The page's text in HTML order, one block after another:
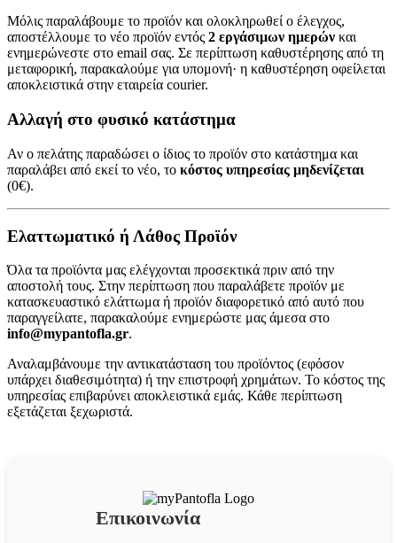
Μόλις παραλάβουμε το προϊόν και ολοκληρωθεί ο έλεγχος,
αποστέλλουμε το νέο προϊόν εντός 2 εργάσιμων ημερών και
ενημερώνεστε στο email σας. Σε περίπτωση καθυστέρησης από τη
μεταφορική, παρακαλούμε για υπομονή· η καθυστέρηση οφείλεται
αποκλειστικά στην εταιρεία courier.
Αλλαγή στο φυσικό κατάστημα
Αν ο πελάτης παραδώσει ο ίδιος το προϊόν στο κατάστημα και
παραλάβει από εκεί το νέο, το κόστος υπηρεσίας μηδενίζεται
(0€).
Ελαττωματικό ή Λάθος Προϊόν
Όλα τα προϊόντα μας ελέγχονται προσεκτικά πριν από την
αποστολή τους. Στην περίπτωση που παραλάβετε προϊόν με
κατασκευαστικό ελάττωμα ή προϊόν διαφορετικό από αυτό που
παραγγείλατε, παρακαλούμε ενημερώστε μας άμεσα στο
info@mypantofla.gr.
Αναλαμβάνουμε την αντικατάσταση του προϊόντος (εφόσον
υπάρχει διαθεσιμότητα) ή την επιστροφή χρημάτων. Το κόστος της
υπηρεσίας επιβαρύνει αποκλειστικά εμάς. Κάθε περίπτωση
εξετάζεται ξεχωριστά.
Επικοινωνία